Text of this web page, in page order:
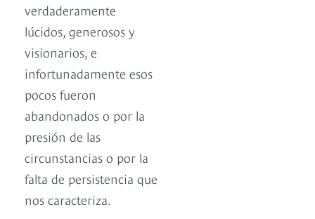
verdaderamente
lúcidos, generosos y
visionarios, e
infortunadamente esos
pocos fueron
abandonados o por la
presión de las
circunstancias o por la
falta de persistencia que
nos caracteriza.